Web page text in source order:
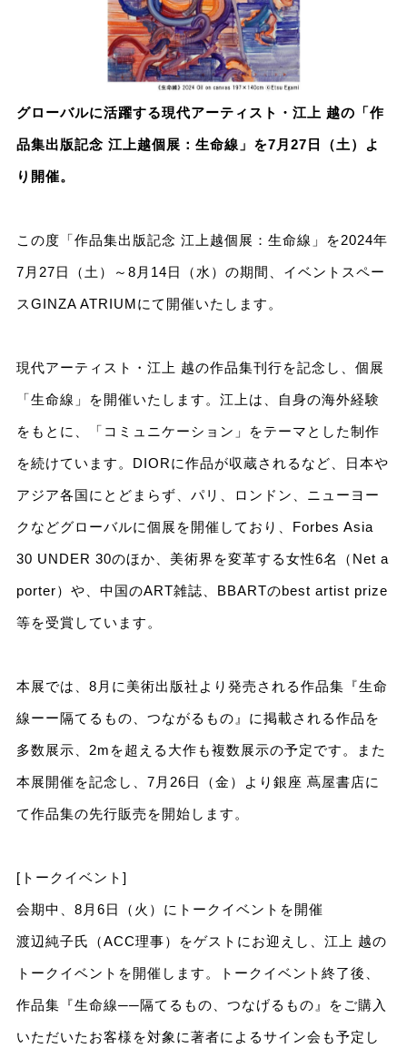
グローバルに活躍する現代アーティスト・江上 越の「作
品集出版記念 江上越個展：生命線」を7月27日（土）よ
り開催。
この度「作品集出版記念 江上越個展：生命線」を2024年
7月27日（土）～8月14日（水）の期間、イベントスペー
スGINZA ATRIUMにて開催いたします。
現代アーティスト・江上 越の作品集刊行を記念し、個展
「生命線」を開催いたします。江上は、自身の海外経験
をもとに、「コミュニケーション」をテーマとした制作
を続けています。DIORに作品が収蔵されるなど、日本や
アジア各国にとどまらず、パリ、ロンドン、ニューヨー
クなどグローバルに個展を開催しており、Forbes Asia
30 UNDER 30のほか、美術界を変革する女性6名（Net a
porter）や、中国のART雑誌、BBARTのbest artist prize
等を受賞しています。
本展では、8月に美術出版社より発売される作品集『生命
線ーー隔てるもの、つながるもの』に掲載される作品を
多数展示、2mを超える大作も複数展示の予定です。また
本展開催を記念し、7月26日（金）より銀座 蔦屋書店に
て作品集の先行販売を開始します。
[トークイベント]
会期中、8月6日（火）にトークイベントを開催
渡辺純子氏（ACC理事）をゲストにお迎えし、江上 越の
トークイベントを開催します。トークイベント終了後、
作品集『生命線──隔てるもの、つなげるもの』をご購入
いただいたお客様を対象に著者によるサイン会も予定し